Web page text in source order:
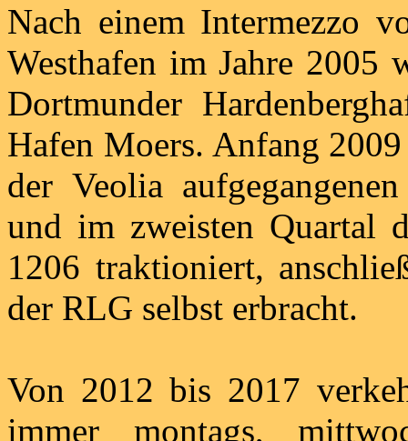
Nach einem Intermezzo
Westhafen im Jahre 2005
Dortmunder
Hafen Moers. Anfang
der Veolia
und im zweisten Quartal
1206 traktioniert,
der RLG selbst erbracht.
Von 2012 bis 2017
immer montags,